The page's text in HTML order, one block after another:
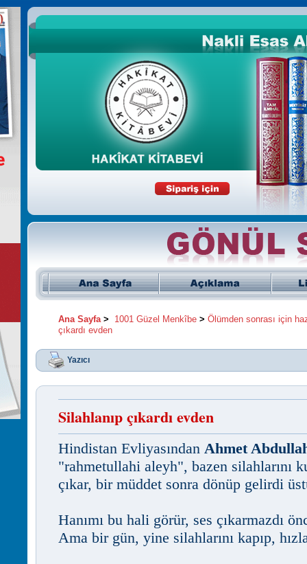
Ana Sayfa> 1001 Güzel Menkîbe > Ölümden sonrası için
çıkardı evden
Yazıcı
Silahlanıp çıkardı evden
Hindistan Evliyasından Ahmet
"rahmetullahi aleyh", bazen silahlarını
çıkar, bir müddet sonra dönüp gelirdi
Hanımı bu hali görür, ses çıkarmazdı
Ama bir gün, yine silahlarını kapıp,